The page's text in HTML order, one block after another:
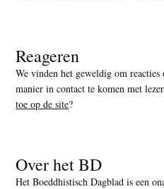
Reageren
We vinden het geweldig om
manier in contact te komen met
toe op de site?
Over het BD
Het Boeddhistisch Dagblad is een